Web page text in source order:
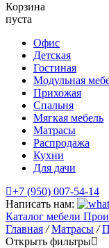
Корзина
пуста
Офис
Детская
Гостиная
Модульная
Прихожая
Спальня
Мягкая мебель
Матрасы
Распродажа
Кухни
Для дачи
+7 (950) 007-54-14
Написать нам:
Каталог мебели
Главная / Матрасы /
Открыть фильтры